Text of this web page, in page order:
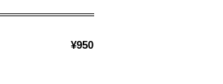
¥950